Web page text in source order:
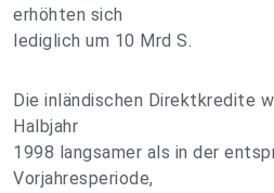
erhöhten sich
lediglich um 10 Mrd S.
Die inländischen Direktkredite
Halbjahr
1998 langsamer als in der
Vorjahresperiode,